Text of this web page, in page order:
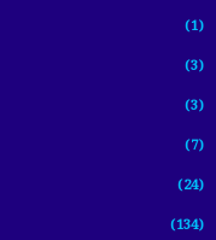
(1)
(3)
(3)
(7)
(24)
(134)